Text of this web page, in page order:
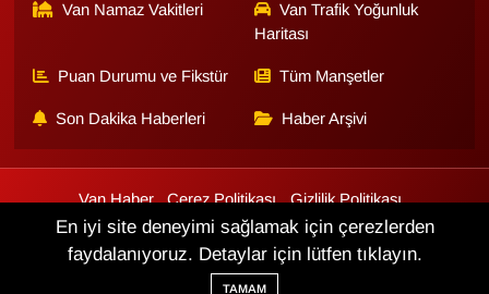
Van Namaz Vakitleri
Van Trafik Yoğunluk
Haritası
Puan Durumu ve Fikstür Tüm Manşetler
Son Dakika Haberleri Haber Arşivi
Van Haber Çerez Politikası
Gizlilik Politikası
Üyelik Sözleşmesi
Veri Politikası Künye İletişim
Haber Yazılımı:TE Bilişim
En iyi site deneyimi sağlamak için çerezlerden
faydalanıyoruz. Detaylar için lütfen tıklayın.
TAMAM